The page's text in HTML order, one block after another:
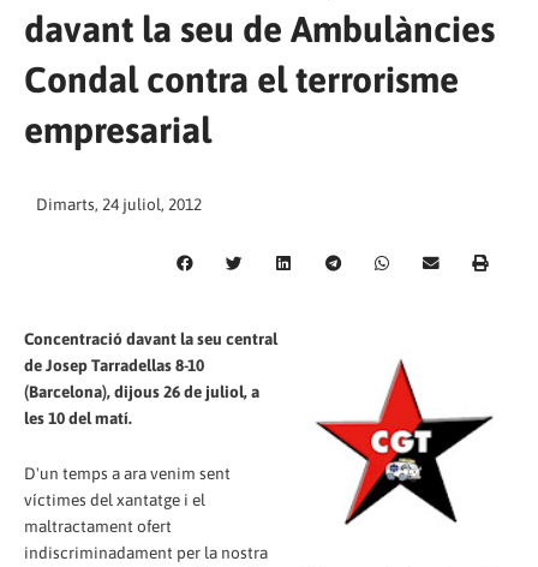
davant la seu de Ambulàncies
Condal contra el terrorisme
empresarial
Dimarts, 24 juliol, 2012
Concentració davant la seu central
de Josep Tarradellas 8-10
(Barcelona), dijous 26 de juliol, a
les 10 del matí.
D'un temps a ara venim sent
víctimes del xantatge i el
maltractament ofert
indiscriminadament per la nostra